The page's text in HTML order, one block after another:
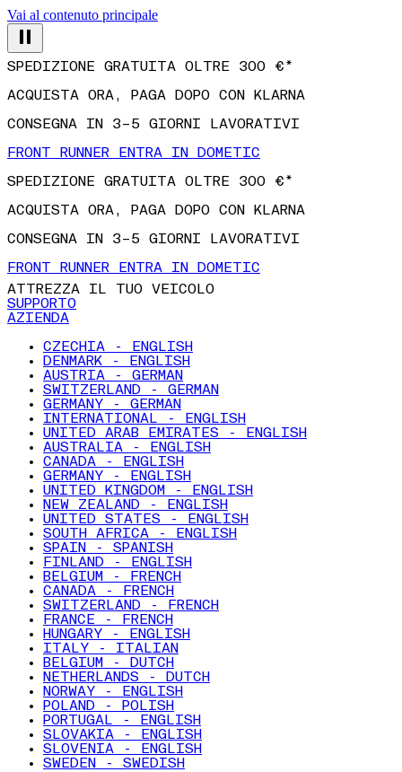
Vai al contenuto principale
SPEDIZIONE GRATUITA OLTRE 300 €*
ACQUISTA ORA, PAGA DOPO CON KLARNA
CONSEGNA IN 3–5 GIORNI LAVORATIVI
FRONT RUNNER ENTRA IN DOMETIC
SPEDIZIONE GRATUITA OLTRE 300 €*
ACQUISTA ORA, PAGA DOPO CON KLARNA
CONSEGNA IN 3–5 GIORNI LAVORATIVI
FRONT RUNNER ENTRA IN DOMETIC
ATTREZZA IL TUO VEICOLO
SUPPORTO
AZIENDA
CZECHIA - ENGLISH
DENMARK - ENGLISH
AUSTRIA - GERMAN
SWITZERLAND - GERMAN
GERMANY - GERMAN
INTERNATIONAL - ENGLISH
UNITED ARAB EMIRATES - ENGLISH
AUSTRALIA - ENGLISH
CANADA - ENGLISH
GERMANY - ENGLISH
UNITED KINGDOM - ENGLISH
NEW ZEALAND - ENGLISH
UNITED STATES - ENGLISH
SOUTH AFRICA - ENGLISH
SPAIN - SPANISH
FINLAND - ENGLISH
BELGIUM - FRENCH
CANADA - FRENCH
SWITZERLAND - FRENCH
FRANCE - FRENCH
HUNGARY - ENGLISH
ITALY - ITALIAN
BELGIUM - DUTCH
NETHERLANDS - DUTCH
NORWAY - ENGLISH
POLAND - POLISH
PORTUGAL - ENGLISH
SLOVAKIA - ENGLISH
SLOVENIA - ENGLISH
SWEDEN - SWEDISH